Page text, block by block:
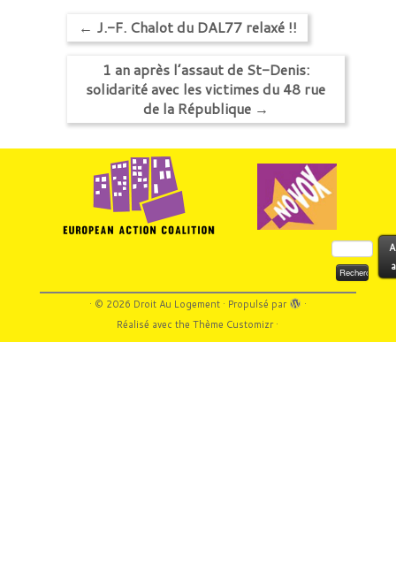
← J.-F. Chalot du DAL77 relaxé !!
1 an après l’assaut de St-Denis:
solidarité avec les victimes du 48 rue
de la République →
Rechercher :
· © 2026 Droit Au Logement· Propulsé par
·
Réalisé avec theThème Customizr·